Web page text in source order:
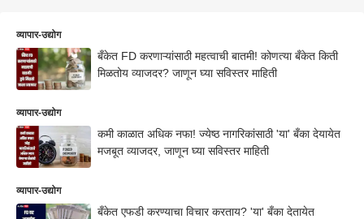
व्यापार-उद्योग
बँकेत FD करणाऱ्यांसाठी महत्वाची बातमी! कोणत्या बँकेत किती
मिळतोय व्याजदर? जाणून घ्या सविस्तर माहिती
व्यापार-उद्योग
कमी काळात अधिक नफा! ज्येष्ठ नागरिकांसाठी 'या' बँका देयायेत
मजबूत व्याजदर, जाणून घ्या सविस्तर माहिती
व्यापार-उद्योग
बँकेत एफडी करण्याचा विचार करताय? 'या' बँका देतायेत